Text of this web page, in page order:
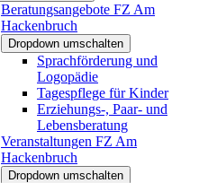
Beratungsangebote FZ Am
Hackenbruch
Dropdown umschalten
Sprachförderung und
Logopädie
Tagespflege für Kinder
Erziehungs-, Paar- und
Lebensberatung
Veranstaltungen FZ Am
Hackenbruch
Dropdown umschalten